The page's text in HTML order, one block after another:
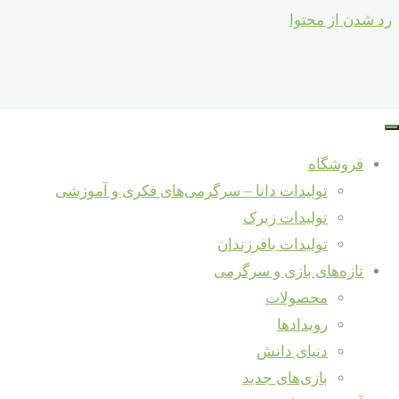
رد شدن از محتوا
فروشگاه
تولیدات دانا – سرگرمی‌های فکری و آموزشی
تولیدات زیرک
تولیدات بافرزندان
تازه‌های بازی و سرگرمی
محصولات
رویدادها
دنیای دانش
بازی‌های جدید
آموزش و دانش / دنیای دانش
کاری را که توان اجرایش را ندارید به کسی قولش را ندهید
بخوانید... "قولی بدهید که حتما اجرایش بکنید"
سبد خرید
Back to Top